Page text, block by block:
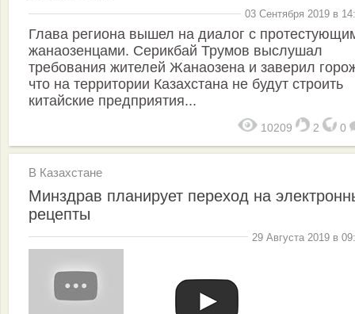
03 Сентября 2019 в
Глава региона вышел на диалог с
жанаозенцами. Серикбай Трумов выслушал
требования жителей Жанаозена и заверил
что на территории Казахстана не будут строить
китайские предприятия...
10209 2 0
В Казахстане
Минздрав планирует переход на
рецепты
29 Августа 2019 в